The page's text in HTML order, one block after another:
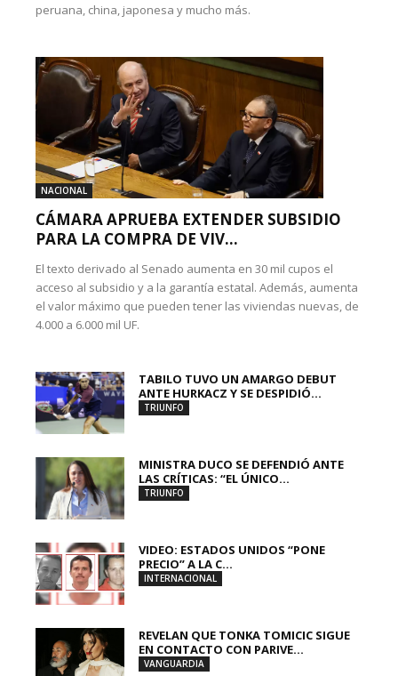
peruana, china, japonesa y mucho más.
NACIONAL
CÁMARA APRUEBA EXTENDER SUBSIDIO
PARA LA COMPRA DE VIV...
El texto derivado al Senado aumenta en 30 mil cupos el
acceso al subsidio y a la garantía estatal. Además, aumenta
el valor máximo que pueden tener las viviendas nuevas, de
4.000 a 6.000 mil UF.
TABILO TUVO UN AMARGO DEBUT
ANTE HURKACZ Y SE DESPIDIÓ...
TRIUNFO
MINISTRA DUCO SE DEFENDIÓ ANTE
LAS CRÍTICAS: “EL ÚNICO...
TRIUNFO
VIDEO: ESTADOS UNIDOS “PONE
PRECIO” A LA C...
INTERNACIONAL
REVELAN QUE TONKA TOMICIC SIGUE
EN CONTACTO CON PARIVE...
VANGUARDIA